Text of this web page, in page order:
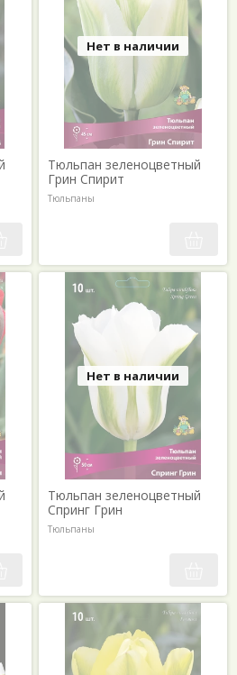
Нет в наличии
Тюльпан зеленоцветный
Грин Спирит
Тюльпаны
Нет в наличии
Тюльпан зеленоцветный
Спринг Грин
Тюльпаны